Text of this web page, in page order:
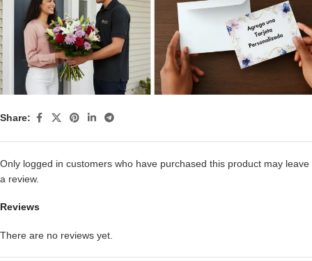
Share:
Reviews
There are no reviews yet.
Only logged in customers who have purchased this product may leave
a review.